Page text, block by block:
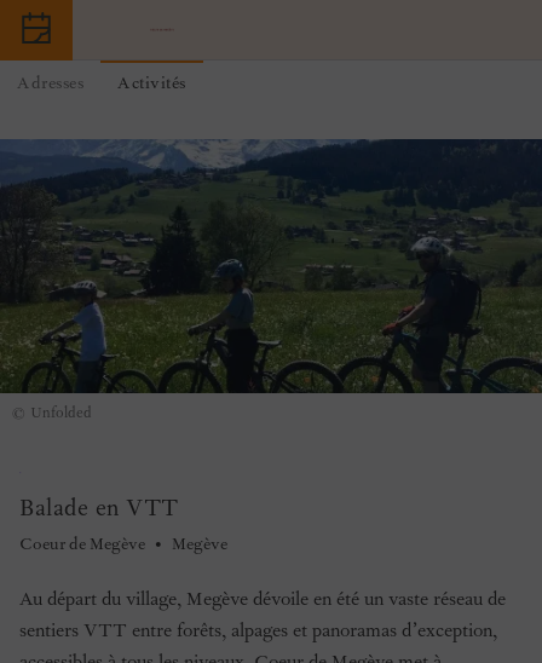
Adresses Activités
© Unfolded
Balade en VTT
Coeur de Megève • Megève
Au départ du village, Megève dévoile en été un vaste réseau de
sentiers VTT entre forêts, alpages et panoramas d’exception,